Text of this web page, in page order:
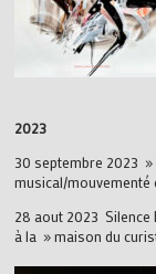
2023
30 septembre 2023
musical/mouvementé
28 aout 2023 Silence
à la » maison du